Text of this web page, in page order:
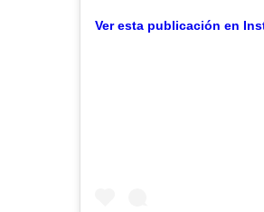
Ver esta publicación en